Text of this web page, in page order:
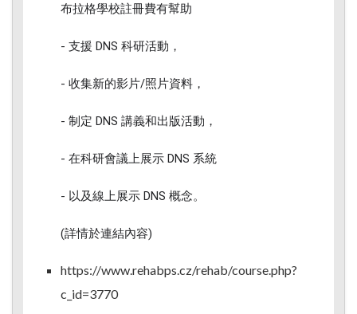
布拉格學校註冊費有幫助
- 支援 DNS 科研活動，
- 收集新的影片/照片資料，
- 制定 DNS 講義和出版活動，
- 在科研會議上展示 DNS 系統
- 以及線上展示 DNS 概念。
(詳情於連結內容)
https://www.rehabps.cz/rehab/course.php?
c_id=3770